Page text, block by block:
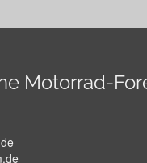
Motorrad-